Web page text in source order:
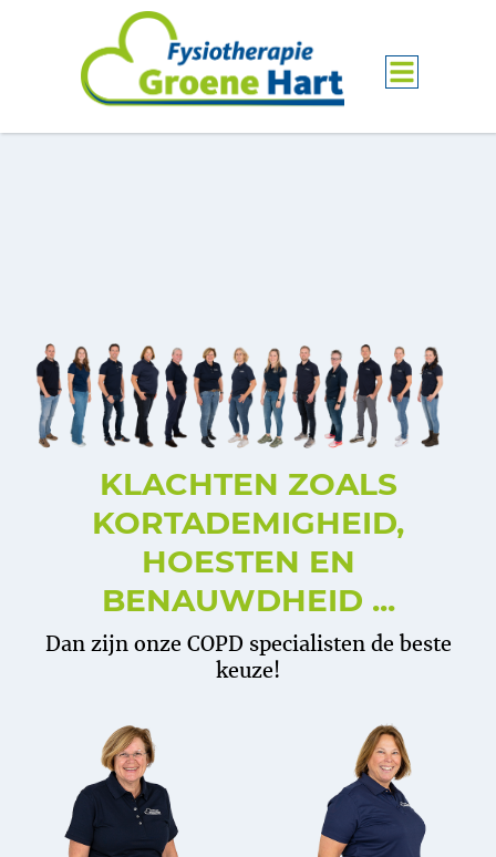
KLACHTEN ZOALS
KORTADEMIGHEID,
HOESTEN EN
BENAUWDHEID ...
Dan zijn onze COPD specialisten de beste
keuze!